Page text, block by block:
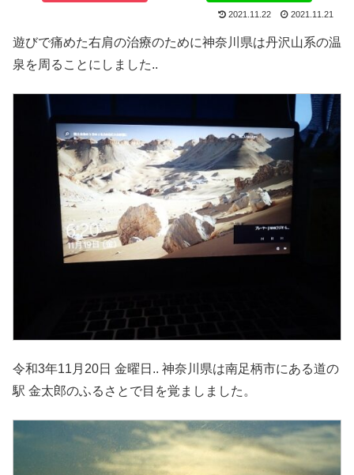
2021.11.22 2021.11.21
遊びで痛めた右肩の治療のために神奈川県は丹沢山系の温
泉を周ることにしました..
令和3年11月20日 金曜日.. 神奈川県は南足柄市にある道の
駅 金太郎のふるさとで目を覚ましました。